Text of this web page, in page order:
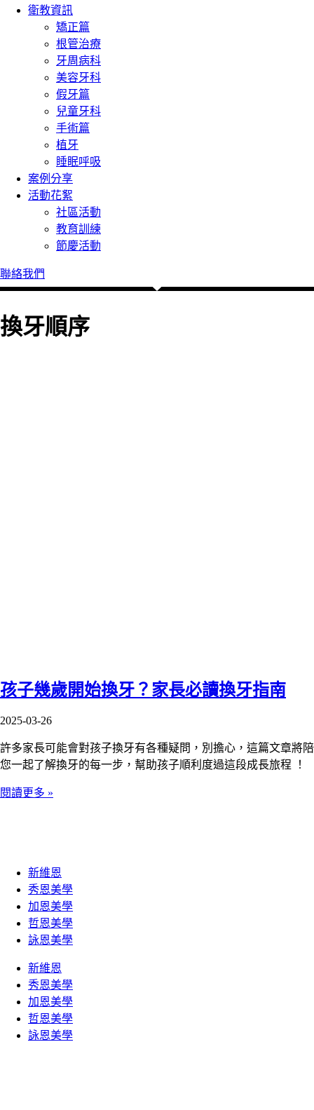
衛教資訊
矯正篇
根管治療
牙周病科
美容牙科
假牙篇
兒童牙科
手術篇
植牙
睡眠呼吸
案例分享
活動花絮
社區活動
教育訓練
節慶活動
聯絡我們
換牙順序
孩子幾歲開始換牙？家長必讀換牙指南
2025-03-26
許多家長可能會對孩子換牙有各種疑問，別擔心，這篇文章將陪
您一起了解換牙的每一步，幫助孩子順利度過這段成長旅程 ！
閱讀更多 »
新維恩
秀恩美學
加恩美學
哲恩美學
詠恩美學
新維恩
秀恩美學
加恩美學
哲恩美學
詠恩美學